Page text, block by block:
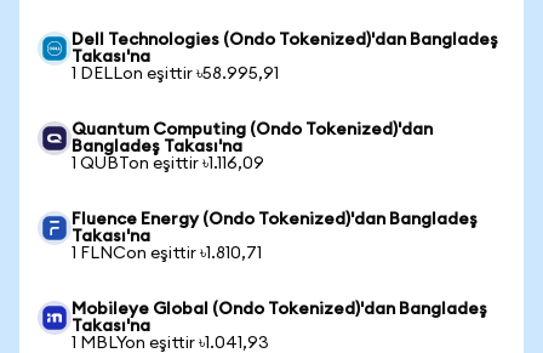
Dell Technologies (Ondo Tokenized)'dan Bangladeş
Takası'na
1 DELLon eşittir ৳58.995,91
Quantum Computing (Ondo Tokenized)'dan
Bangladeş Takası'na
1 QUBTon eşittir ৳1.116,09
Fluence Energy (Ondo Tokenized)'dan Bangladeş
Takası'na
1 FLNCon eşittir ৳1.810,71
Mobileye Global (Ondo Tokenized)'dan Bangladeş
Takası'na
1 MBLYon eşittir ৳1.041,93